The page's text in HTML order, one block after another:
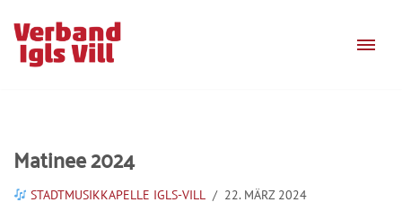
Zum
Inhalt
Matinee 2024
STADTMUSIKKAPELLE IGLS-VILL 22. MÄRZ 2024